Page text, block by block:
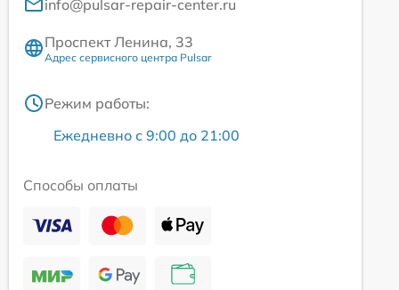
info@pulsar-repair-center.ru
Проспект Ленина, 33
Адрес сервисного центра Pulsar
Режим работы:
Ежедневно с 9:00 до 21:00
Способы оплаты